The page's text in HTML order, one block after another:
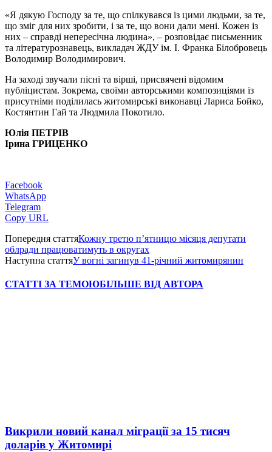
«Я дякую Господу за те, що спілкувався із цими людьми, за те,
що зміг для них зробити, і за те, що вони дали мені. Кожен із
них – справді непересічна людина», – розповідає письменник
та літературознавець, викладач ЖДУ ім. І. Франка Білобровець
Володимир Володимирович.
На заході звучали пісні та вірші, присвячені відомим
публіцистам. Зокрема, своїми авторськими композиціями із
присутніми поділилась житомирські виконавці Лариса Бойко,
Костянтин Гай та Людмила Покотило.
Юлія ПЕТРІВ
Ірина ГРИЦЕНКО
Facebook
WhatsApp
Telegram
Copy URL
Попередня статтяКожну третю п’ятницю місяця депутати
облради працюватимуть в округах
Наступна статтяУ вогні загинув 41-річний житомирянин
СТАТТІ ЗА ТЕМОЮБІЛЬШЕ ВІД АВТОРА
Викрили новий канал міграції за 15 тисяч
доларів у Житомирі